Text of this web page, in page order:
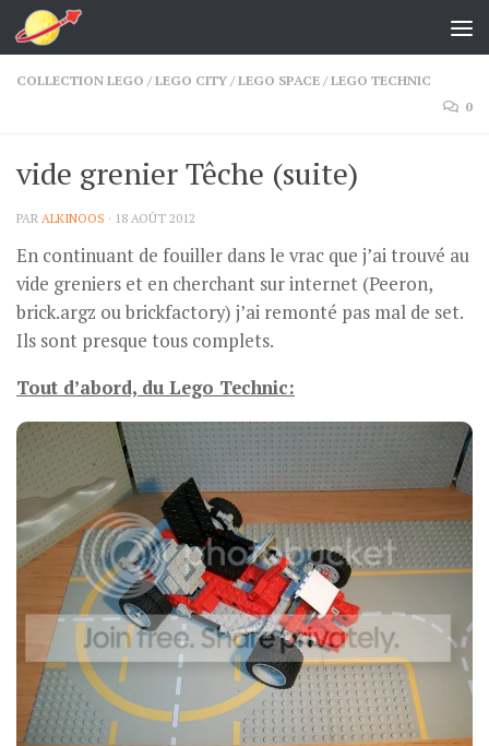
Skip to content
COLLECTION LEGO /LEGO CITY/LEGO SPACE/LEGO TECHNIC
0
vide grenier Têche (suite)
PAR ALKINOOS · 18 AOÛT 2012
En continuant de fouiller dans le vrac que j’ai trouvé au
vide greniers et en cherchant sur internet (Peeron,
brick.argz ou brickfactory) j’ai remonté pas mal de set.
Ils sont presque tous complets.
Tout d’abord, du Lego Technic: